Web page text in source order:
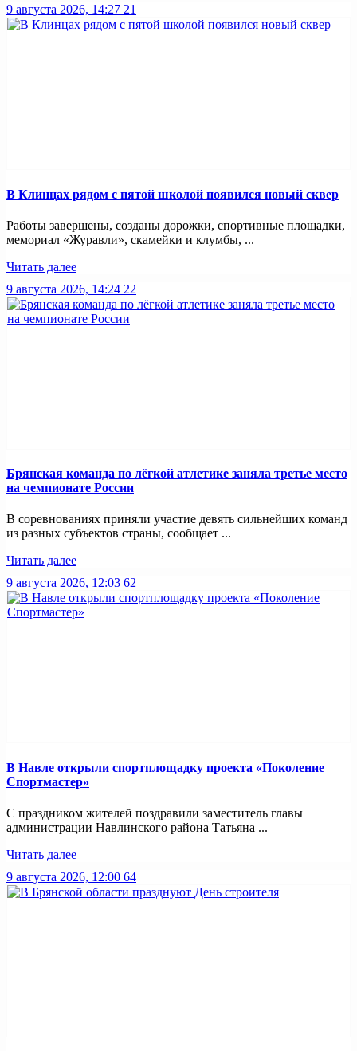
9 августа 2026, 14:27 21
В Клинцах рядом с пятой школой появился новый сквер
Работы завершены, созданы дорожки, спортивные площадки,
мемориал «Журавли», скамейки и клумбы, ...
Читать далее
9 августа 2026, 14:24 22
Брянская команда по лёгкой атлетике заняла третье место
на чемпионате России
В соревнованиях приняли участие девять сильнейших команд
из разных субъектов страны, сообщает ...
Читать далее
9 августа 2026, 12:03 62
В Навле открыли спортплощадку проекта «Поколение
Спортмастер»
С праздником жителей поздравили заместитель главы
администрации Навлинского района Татьяна ...
Читать далее
9 августа 2026, 12:00 64